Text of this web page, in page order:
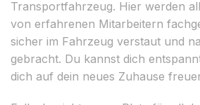
Transportfahrzeug. Hier werden
von erfahrenen Mitarbeitern
sicher im Fahrzeug verstaut und
gebracht. Du kannst dich
dich auf dein neues Zuhause